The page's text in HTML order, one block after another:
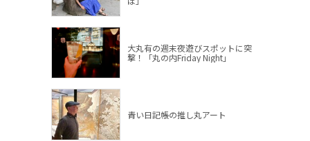
大丸有の週末夜遊びスポットに突
撃！「丸の内Friday Night」
青い日記帳の推し丸アート